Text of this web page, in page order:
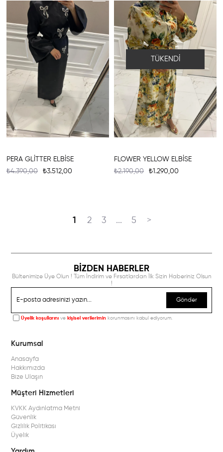
PERA GLİTTER ELBİSE
₺3.512,00
₺4.390,00
TÜKENDI
FLOWER YELLOW ELBİSE
₺1.290,00
₺2.190,00
1 2 3 ... 5 >
BİZDEN HABERLER
Bültenimize Üye Olun ! Tüm İndirim ve Fırsatlardan İlk Sizin Haberiniz Olsun
!
Gönder
Üyelik koşullarını ve kişisel verilerimin korunmasını kabul ediyorum.
Kurumsal
Anasayfa
Hakkımızda
Bize Ulaşın
Müşteri Hizmetleri
KVKK Aydınlatma Metni
Güvenlik
Gizlilik Politikası
Üyelik